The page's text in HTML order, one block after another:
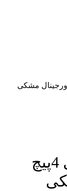
باک ودرب بغل انژکتوری 4پیچ